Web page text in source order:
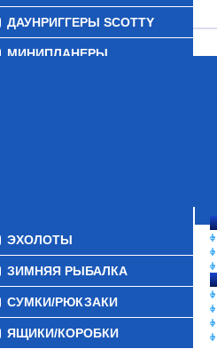
ДАУНРИГГЕРЫ SCOTTY
МИНИПЛАНЕРЫ
ЭХОЛОТЫ
ЗИМНЯЯ РЫБАЛКА
СУМКИ/РЮКЗАКИ
ЯЩИКИ/КОРОБКИ